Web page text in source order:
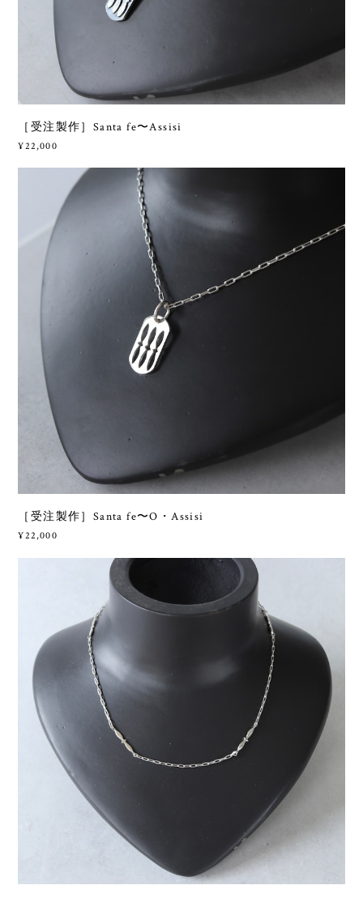
［受注製作］Santa fe〜Assisi
¥22,000
［受注製作］Santa fe〜O・Assisi
¥22,000